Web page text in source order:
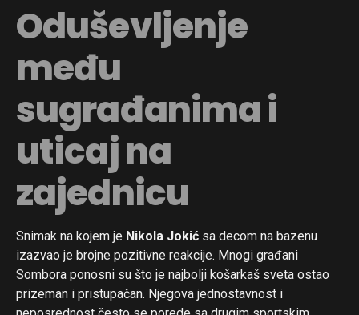
Oduševljenje
među
sugrađanima i
uticaj na
zajednicu
Snimak na kojem je Nikola Jokić sa decom na bazenu
izazvao je brojne pozitivne reakcije. Mnogi građani
Sombora ponosni su što je najbolji košarkaš sveta ostao
prizeman i pristupačan. Njegova jednostavnost i